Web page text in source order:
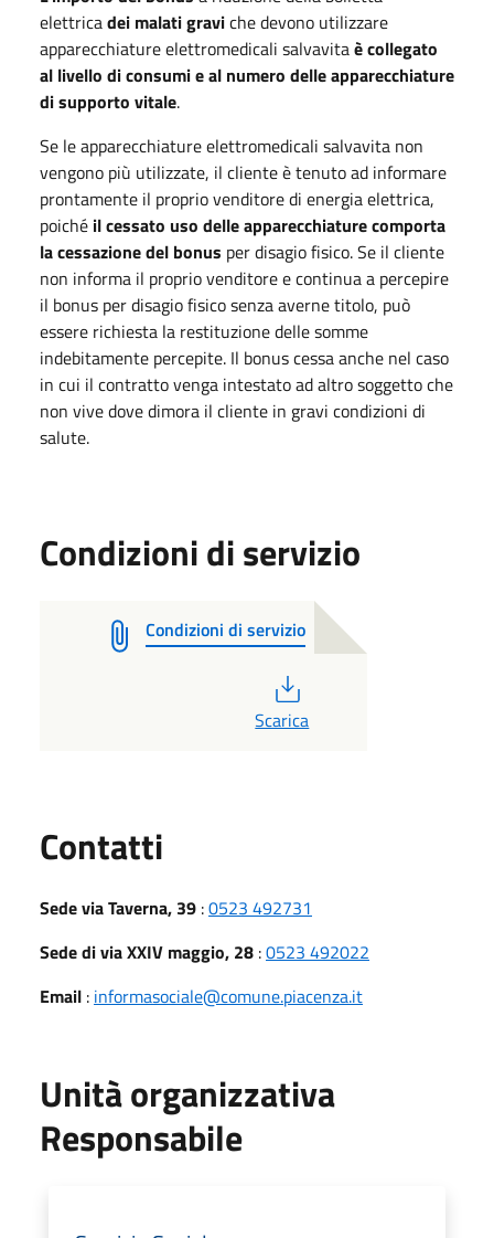
elettricadei malati graviche devono utilizzare
apparecchiature elettromedicali salvavitaè collegato
al livello di consumi e al numero delle apparecchiature
di supporto vitale.
Se le apparecchiature elettromedicali salvavita non
vengono più utilizzate, il cliente è tenuto ad informare
prontamente il proprio venditore di energia elettrica,
poiché il cessato uso delle apparecchiature comporta
la cessazione del bonus per disagio fisico. Se il cliente
non informa il proprio venditore e continua a percepire
il bonus per disagio fisico senza averne titolo, può
essere richiesta la restituzione delle somme
indebitamente percepite. Il bonus cessa anche nel caso
in cui il contratto venga intestato ad altro soggetto che
non vive dove dimora il cliente in gravi condizioni di
salute.
Condizioni di servizio
Condizioni di servizio
Scarica
Contatti
Sede via Taverna, 39 :0523 492731
Sede di via XXIV maggio, 28 :0523 492022
Email : informasociale@comune.piacenza.it
Unità organizzativa
Responsabile